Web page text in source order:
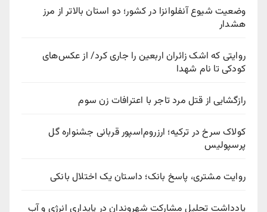
وضعیت شیوع آنفلوانزا در کشور؛ دو استان بالاتر از مرز
هشدار
روایتی که اشک زائران اربعین را جاری کرد/ از عکس‌های
کودکی تا نام شهدا
رازگشایی از قتل مرد تاجر با اعترافات زن سوم
کولاک سرخ در ترکیه؛ ارزروم‌اسپور قربانی جشنواره گل
پرسپولیس
روایت مشتری، پاسخ بانک؛ داستان یک اختلال بانکی
یادداشت تحلیل مشارکت شهروندان در پایداری انرژی و آب